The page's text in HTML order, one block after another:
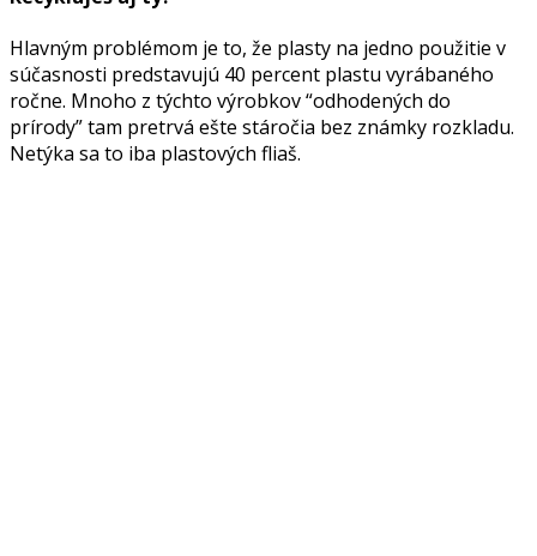
Hlavným problémom je to, že plasty na jedno použitie v
súčasnosti predstavujú 40 percent plastu vyrábaného
ročne. Mnoho z týchto výrobkov “odhodených do
prírody” tam pretrvá ešte stáročia bez známky rozkladu.
Netýka sa to iba plastových fliaš.